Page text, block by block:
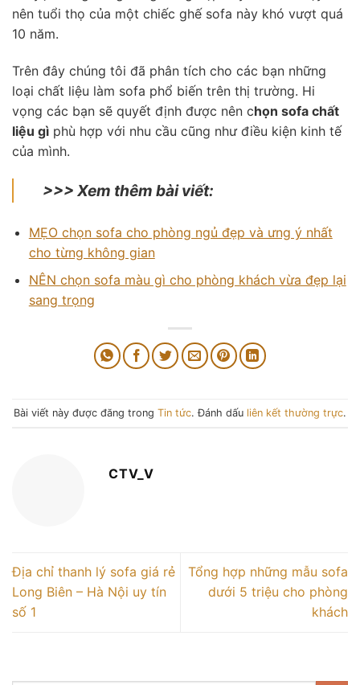
nên tuổi thọ của một chiếc ghế sofa này khó vượt quá
10 năm.
Trên đây chúng tôi đã phân tích cho các bạn những
loại chất liệu làm sofa phổ biến trên thị trường. Hi
vọng các bạn sẽ quyết định được nên chọn sofa chất
liệu gì phù hợp với nhu cầu cũng như điều kiện kinh tế
của mình.
>>> Xem thêm bài viết:
MẸO chọn sofa cho phòng ngủ đẹp và ưng ý nhất
cho từng không gian
NÊN chọn sofa màu gì cho phòng khách vừa đẹp lại
sang trọng
Bài viết này được đăng trong Tin tức. Đánh dấu liên kết thường trực.
CTV_V
Địa chỉ thanh lý sofa giá rẻ
Long Biên – Hà Nội uy tín
số 1
Tổng hợp những mẫu sofa
dưới 5 triệu cho phòng
khách